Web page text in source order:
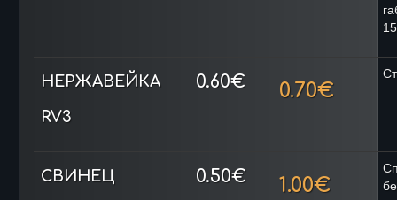
НЕРЖАВЕЙКА
RV3
0.60€ 0.70€
СВИНЕЦ 0.50€ 1.00€